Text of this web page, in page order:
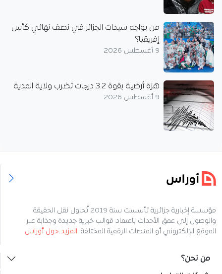
من يواجه سيدات الجزائر في نصف نهائي كأس
إفريقيا؟
9 أغسطس 2026
هزة أرضية بقوة 3.2 درجات تضرب ولاية المدية
9 أغسطس 2026
مؤسسة إخبارية جزائرية تأسست سنة 2019 تُحاول نقل الحقيقة
والوصول إلى عمق الأحداث باعتماد قوالب خبرية جديدة وجذابة عبر
الموقع الإلكتروني أو المنصات الرقمية المختلفة. المزيد حول أوراس
من نحن؟